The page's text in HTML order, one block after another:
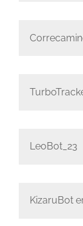
LeoBot_23
KizaruBot